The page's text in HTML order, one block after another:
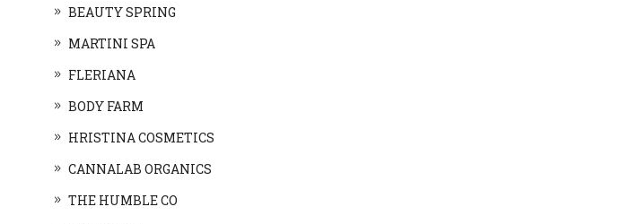
BEAUTY SPRING
MARTINI SPA
FLERIANA
BODY FARM
HRISTINA COSMETICS
CANNALAB ORGANICS
THE HUMBLE CO